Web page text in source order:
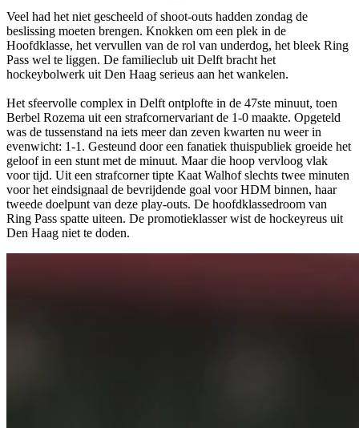
Veel had het niet gescheeld of shoot-outs hadden zondag de
beslissing moeten brengen. Knokken om een plek in de
Hoofdklasse, het vervullen van de rol van underdog, het bleek Ring
Pass wel te liggen. De familieclub uit Delft bracht het
hockeybolwerk uit Den Haag serieus aan het wankelen.
Het sfeervolle complex in Delft ontplofte in de 47ste minuut, toen
Berbel Rozema uit een strafcornervariant de 1-0 maakte. Opgeteld
was de tussenstand na iets meer dan zeven kwarten nu weer in
evenwicht: 1-1. Gesteund door een fanatiek thuispubliek groeide het
geloof in een stunt met de minuut. Maar die hoop vervloog vlak
voor tijd. Uit een strafcorner tipte Kaat Walhof slechts twee minuten
voor het eindsignaal de bevrijdende goal voor HDM binnen, haar
tweede doelpunt van deze play-outs. De hoofdklassedroom van
Ring Pass spatte uiteen. De promotieklasser wist de hockeyreus uit
Den Haag niet te doden.